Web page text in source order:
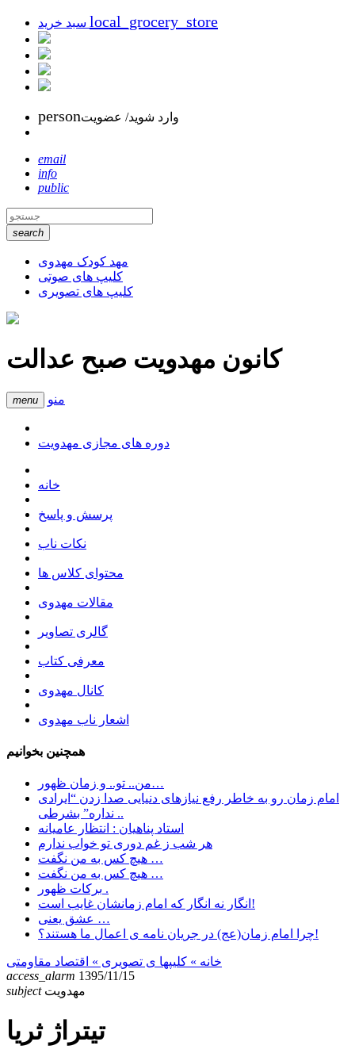
local_grocery_store
personوارد شوید/ عضویت
email
info
public
search
مهد کودک مهدوی
کلیپ های صوتی
کلیپ های تصویری
کانون مهدویت صبح عدالت
menu منو
دوره های مجازی مهدویت
خانه
پرسش و پاسخ
نکات ناب
محتوای کلاس ها
مقالات مهدوی
گالری تصاویر
معرفی کتاب
کانال مهدوی
اشعار ناب مهدوی
همچنین بخوانیم
من.. تو.. و زمان ظهور…
امام زمان رو به خاطر رفع نیازهای دنیایی صدا زدن “ایرادی
نداره” بشرطی ..
استاد پناهیان : انتظار عامیانه
هر شب ز غم دوری تو خواب ندارم
هیچ کس به من نگفت …
هیچ کس به من نگفت …
برکات ظهور .
انگار نه انگار که امام زمانشان غایب است!
عشق یعنی …
چرا امام زمان(عج) در جریان نامه ی اعمال ما هستند؟!
خانه » کلیپها ی تصویری » اقتصاد مقاومتی
access_alarm 1395/11/15
subject مهدویت
تیتراژ ثریا